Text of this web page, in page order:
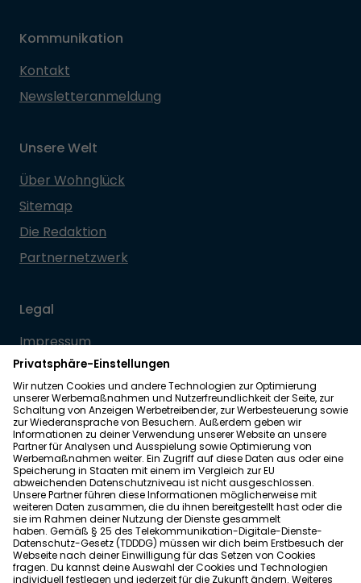
Kommunikation
Kontakt
Newsletteranmeldung
Unsere Welt
Über Wohnglück
Sitemap
Die Redaktion
Partnernetzwerk
Legal
Impressum
Datenschutz
Allgemeine Geschäftsbedingungen
Barrierefreiheit